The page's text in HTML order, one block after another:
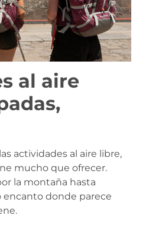
al aire
actividades al aire libre,
mucho que ofrecer.
la montaña hasta
encanto donde parece